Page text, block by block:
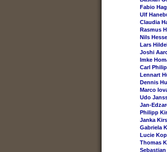
Fabio
Ulf
Claudia
Rasmus
Nils
Lars
Joshi
Imke
Carl
Lennart
Dennis
Marco
Udo
Jan-
Philipp
Janka
Gabriela
Lucie
Thomas